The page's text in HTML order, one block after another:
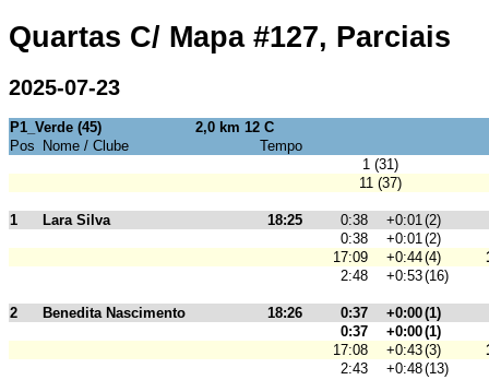
Quartas C/ Mapa #127, Parciais
2025-07-23
P1_Verde (45)
2,0 km 12 C
Pos
Nome / Clube
Tempo
1 (31)
11 (37)
1 Lara Silva 18:25 0:38 +0:01(2)
0:38
+0:01(2)
17:09
+0:44(4)
2:48
+0:53(16)
2 Benedita Nascimento 18:26 0:37 +0:00(1)
0:37
+0:00(1)
17:08
+0:43(3)
2:43
+0:48(13)